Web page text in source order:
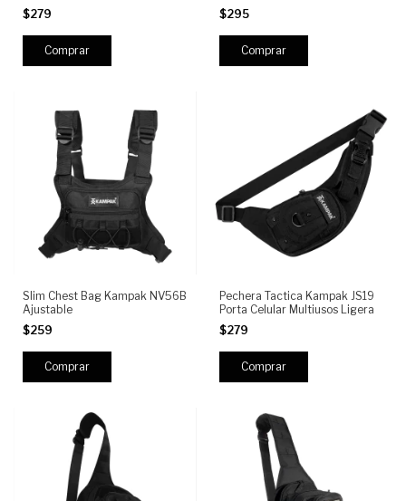
Antirrobo | Crossbody Militar
con Compartimentos
$279
Arma
$295
Comprar
Slim Chest Bag Kampak NV56B
Ajustable
$259
Comprar
Pechera Tactica Kampak JS19
Porta Celular Multiusos Ligera
$279